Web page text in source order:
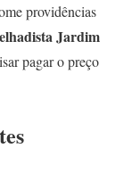
providências
Jardim
pagar o preço